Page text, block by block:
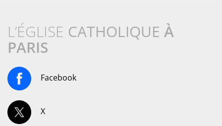
L’ÉGLISE CATHOLIQUE À
PARIS
Facebook
X